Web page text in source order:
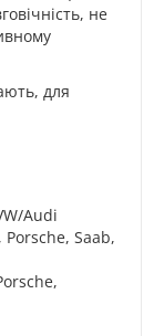
не
для
Audi
Saab,